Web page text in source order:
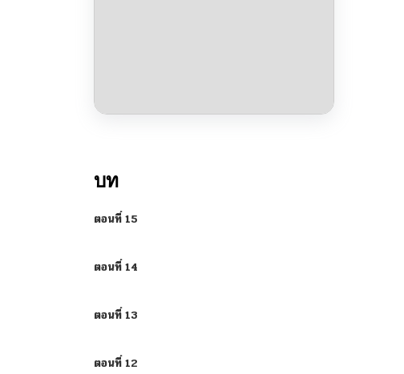
บท
ตอนที่ 15
ตอนที่ 14
ตอนที่ 13
ตอนที่ 12